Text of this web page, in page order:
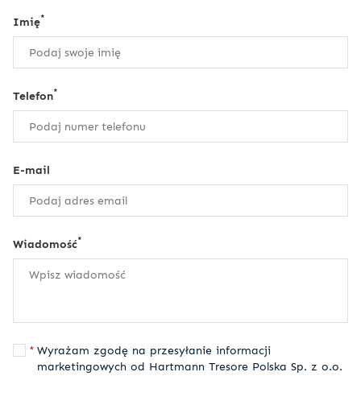
Imię*
Telefon*
E-mail
Wiadomość*
Wyrażam zgodę na przesyłanie informacji
marketingowych od Hartmann Tresore Polska Sp. z o.o.